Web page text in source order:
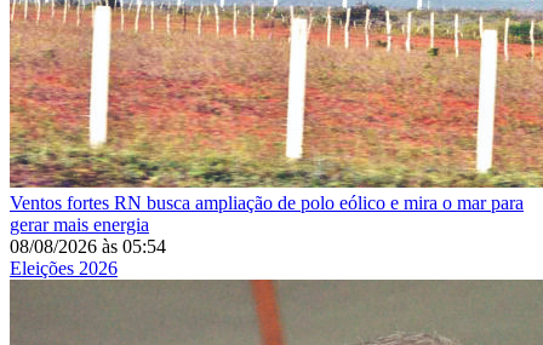
Ventos fortes RN busca ampliação de polo eólico e mira o mar para
gerar mais energia
08/08/2026 às 05:54
Eleições 2026